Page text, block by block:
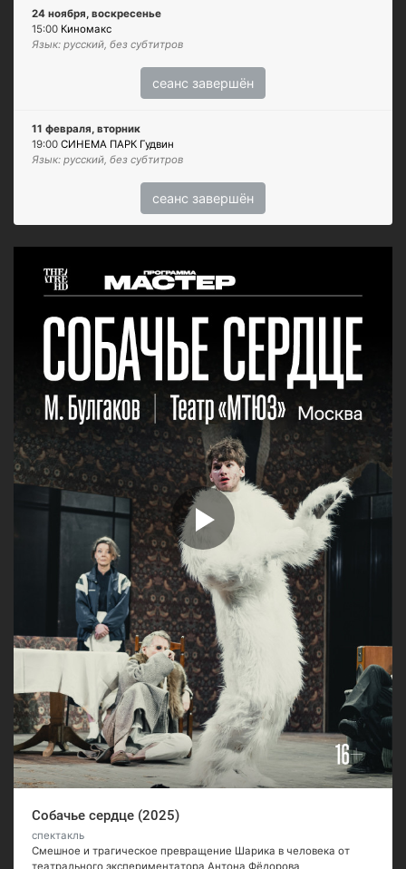
24 ноября, воскресенье
15:00 Киномакс
Язык: русский, без субтитров
сеанс завершён
11 февраля, вторник
19:00 СИНЕМА ПАРК Гудвин
Язык: русский, без субтитров
сеанс завершён
Собачье сердце (2025)
спектакль
Смешное и трагическое превращение Шарика в человека от